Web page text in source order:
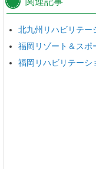
北九州リハビリテー
福岡リゾート＆スポ
福岡リハビリテーシ